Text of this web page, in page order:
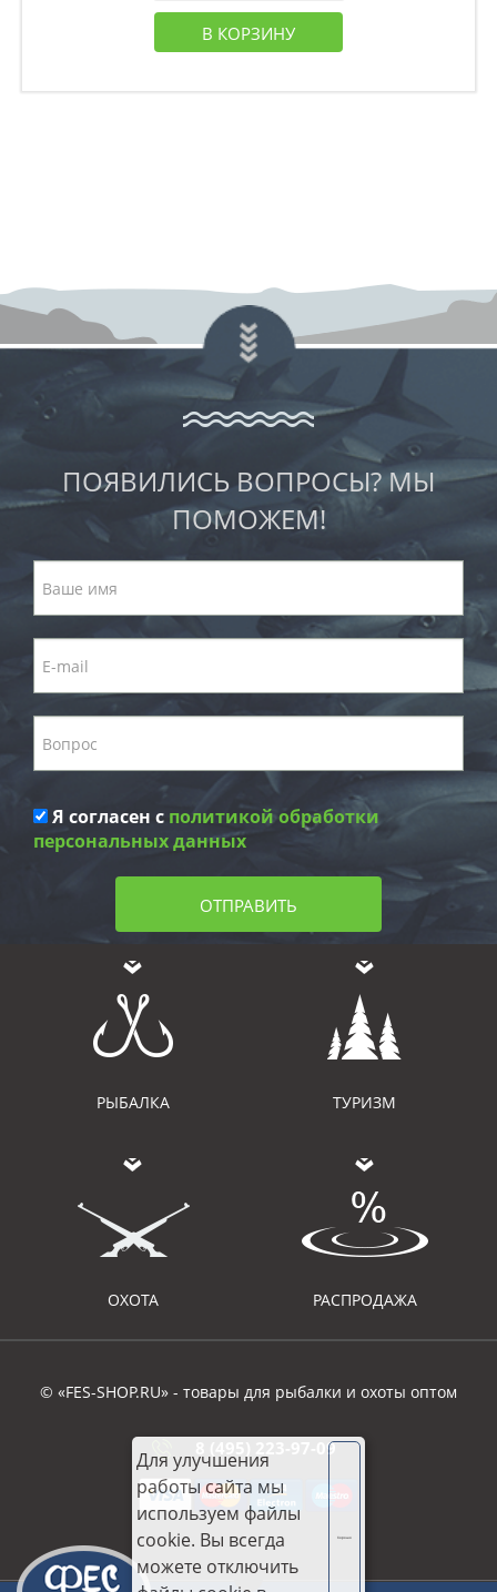
В КОРЗИНУ
ПОЯВИЛИСЬ ВОПРОСЫ? МЫ
ПОМОЖЕМ!
Я согласен с политикой обработки
персональных данных
ОТПРАВИТЬ
РЫБАЛКА ТУРИЗМ
ОХОТА РАСПРОДАЖА
© «FES-SHOP.RU» - товары для рыбалки и охоты оптом
8 (495) 223-97-09
Для улучшения
работы сайта мы
используем файлы
cookie. Вы всегда
можете отключить
Хорошо